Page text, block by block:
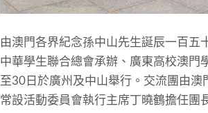
由澳門各界紀念孫中山先生誕辰一百五
中華學生聯合總會承辦、廣東高校澳門
至30日於廣州及中山舉行。交流團由
常設活動委員會執行主席丁曉鶴擔任團